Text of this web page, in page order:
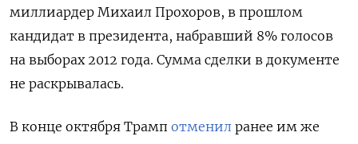
миллиардер Михаил Прохоров, в прошлом
кандидат в президента, набравший 8% голосов
на выборах 2012 года. Сумма сделки в документе
не раскрывалась.
В конце октября Трамп отменил ранее им же